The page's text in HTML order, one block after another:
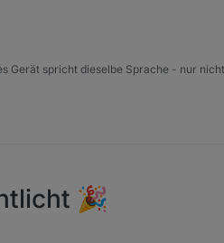
Gerät spricht dieselbe Sprache - nur
🎉